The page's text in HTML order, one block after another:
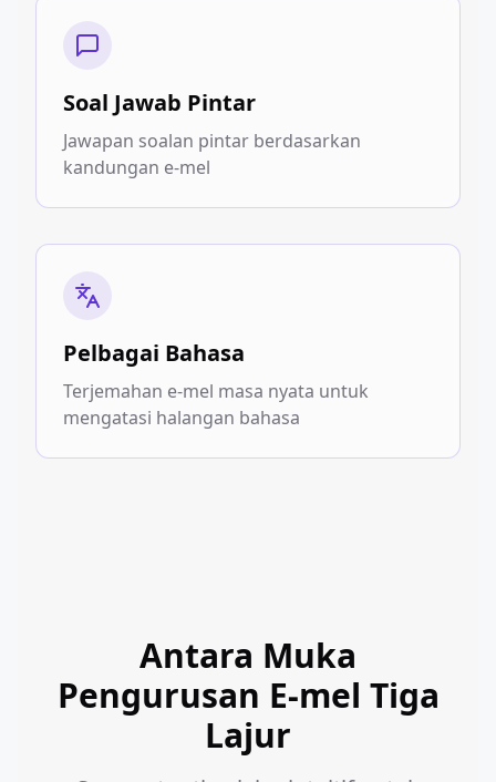
Soal Jawab Pintar
Jawapan soalan pintar berdasarkan
kandungan e-mel
Pelbagai Bahasa
Terjemahan e-mel masa nyata untuk
mengatasi halangan bahasa
Antara Muka
Pengurusan E-mel Tiga
Lajur